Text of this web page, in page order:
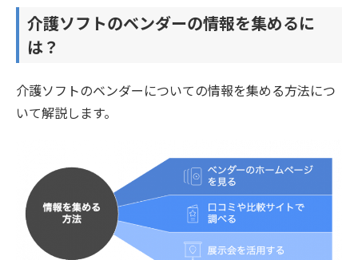
介護ソフトのベンダーの情報を集めるに
は？
介護ソフトのベンダーについての情報を集める方法につ
いて解説します。